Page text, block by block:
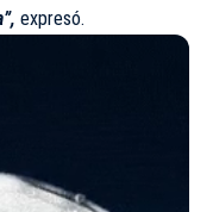
expresó.